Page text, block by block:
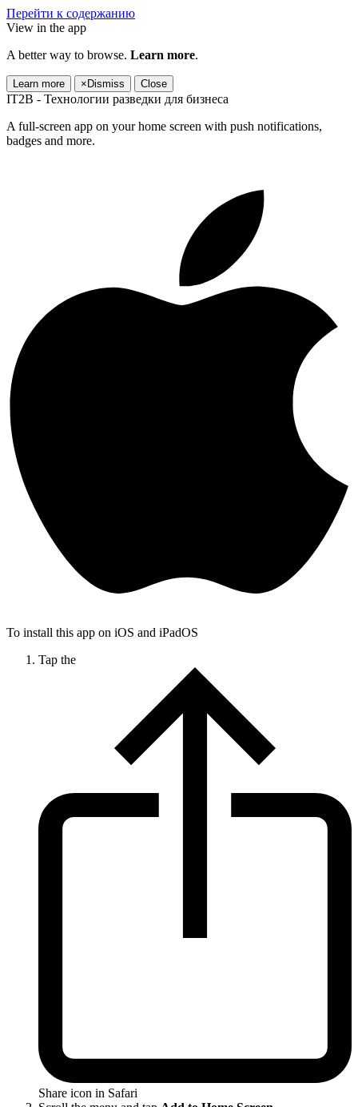
Перейти к содержанию
View in the app
A better way to browse. Learn more.
Learn more × Dismiss Close
IT2B - Технологии разведки для бизнеса
A full-screen app on your home screen with push notifications,
badges and more.
To install this app on iOS and iPadOS
Tap the
Share icon in Safari